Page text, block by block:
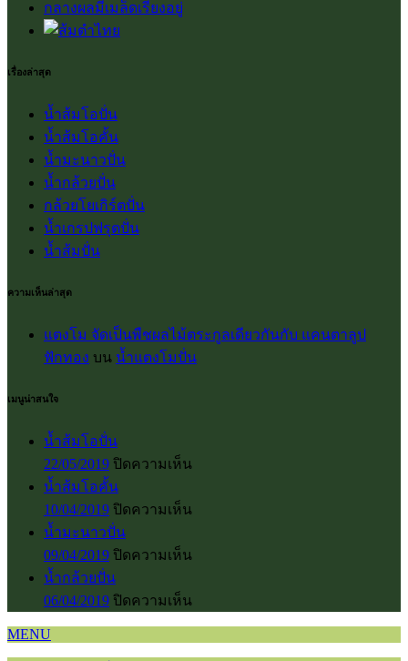
เรื่องล่าสุด
น้ำส้มโอปั่น
น้ำส้มโอคั้น
น้ำมะนาวปั่น
น้ำกล้วยปั่น
กล้วยโยเกิร์ตปั่น
น้ำเกรปฟรุตปั่น
น้ำส้มปั่น
ความเห็นล่าสุด
แตงโม จัดเป็นพืชผลไม้ตระกูลเดียวกันกับ แคนตาลูป
ฟักทอง บน น้ำแตงโมปั่น
เมนูน่าสนใจ
น้ำส้มโอปั่น
22/05/2019 ปิดความเห็นบน
โอ
น้ำส้มโอคั้น
10/04/2019 ปิดความเห็นบน
โอ
น้ำมะนาวปั่น
09/04/2019 ปิดความเห็นบน
มะนาว
น้ำกล้วยปั่น
06/04/2019 ปิดความเห็นบน
กล้วย
MENU